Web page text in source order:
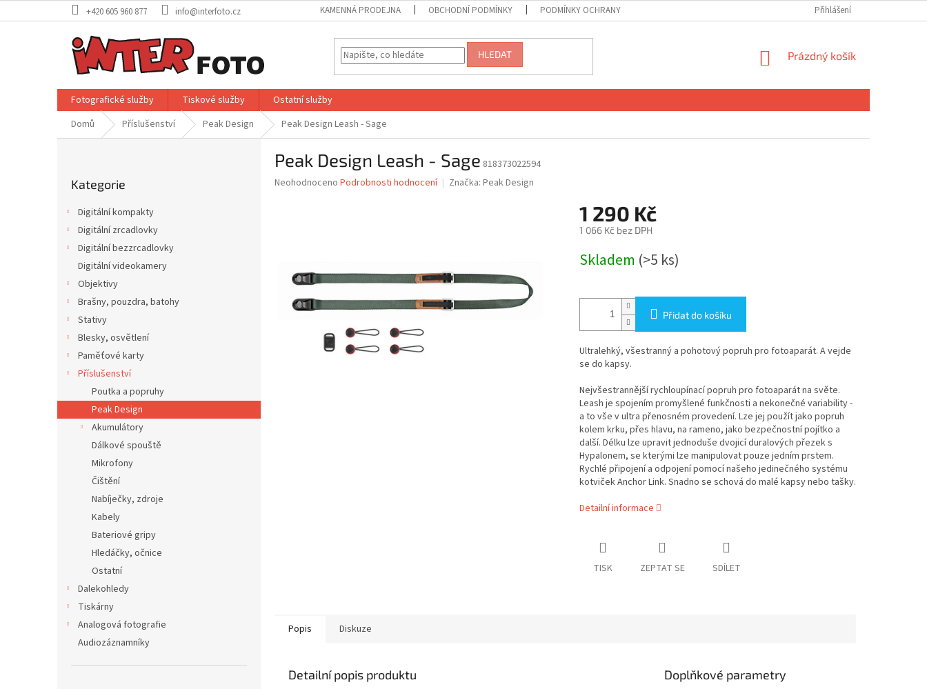
na
+420 605 960 877 info@interfoto.cz KAMENNÁ PRODEJNA OBCHODNÍ PODMÍNKY PODMÍNKY OCHRANY OSOBNÍCH ÚDAJŮ Přihlášení
HLEDAT
NÁKUPNÍ
Prázdný košík
Fotografické služby Tiskové služby
Ostatní služby
Domů
Příslušenství Peak Design Peak Design Leash - Sage
kategorie
Kategorie
Digitální kompakty
Digitální zrcadlovky
Digitální bezzrcadlovky
Digitální videokamery
Objektivy
Brašny, pouzdra, batohy
Stativy
Blesky, osvětlení
Paměťové karty
Příslušenství
Poutka a popruhy
Peak Design
Akumulátory
Dálkové spouště
Mikrofony
Čištění
Nabíječky, zdroje
Kabely
Bateriové gripy
Hledáčky, očnice
Ostatní
Dalekohledy
Tiskárny
Analogová fotografie
Audiozáznamníky
Peak Design Leash - Sage 818373022594
Průměrné
hvězdiček.
Neohodnoceno Podrobnosti hodnocení Značka: Peak Design
1 290 Kč
1 066 Kč bez DPH
cena:
Skladem (>5 ks)
Přidat do košíku
Ultralehký, všestranný a pohotový popruh pro fotoaparát. A vejde
se do kapsy.
Nejvšestrannější rychloupínací popruh pro fotoaparát na světe.
Leash je spojením promyšlené funkčnosti a nekonečné variability -
a to vše v ultra přenosném provedení. Lze jej použít jako popruh
kolem krku, přes hlavu, na rameno, jako bezpečnostní pojítko a
další. Délku lze upravit jednoduše dvojicí duralových přezek s
Hypalonem, se kterými lze manipulovat pouze jedním prstem.
Rychlé připojení a odpojení pomocí našeho jedinečného systému
kotviček Anchor Link. Snadno se schová do malé kapsy nebo tašky.
Detailní informace
TISK ZEPTAT SE SDÍLET
Popis Diskuze
Detailní popis produktu Doplňkové parametry